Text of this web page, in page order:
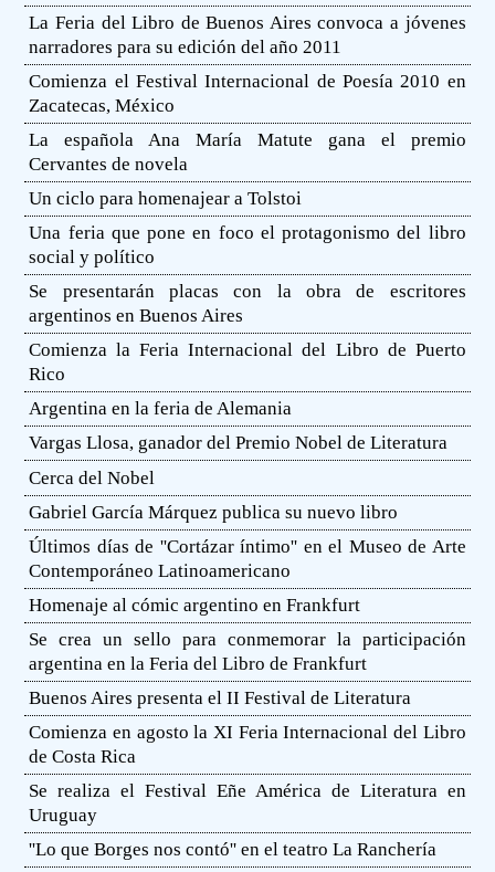
La Feria del Libro de Buenos Aires convoca a jóvenes
narradores para su edición del año 2011
Comienza el Festival Internacional de Poesía 2010 en
Zacatecas, México
La española Ana María Matute gana el premio
Cervantes de novela
Un ciclo para homenajear a Tolstoi
Una feria que pone en foco el protagonismo del libro
social y político
Se presentarán placas con la obra de escritores
argentinos en Buenos Aires
Comienza la Feria Internacional del Libro de Puerto
Rico
Argentina en la feria de Alemania
Vargas Llosa, ganador del Premio Nobel de Literatura
Cerca del Nobel
Gabriel García Márquez publica su nuevo libro
Últimos días de ''Cortázar íntimo'' en el Museo de Arte
Contemporáneo Latinoamericano
Homenaje al cómic argentino en Frankfurt
Se crea un sello para conmemorar la participación
argentina en la Feria del Libro de Frankfurt
Buenos Aires presenta el II Festival de Literatura
Comienza en agosto la XI Feria Internacional del Libro
de Costa Rica
Se realiza el Festival Eñe América de Literatura en
Uruguay
''Lo que Borges nos contó'' en el teatro La Ranchería